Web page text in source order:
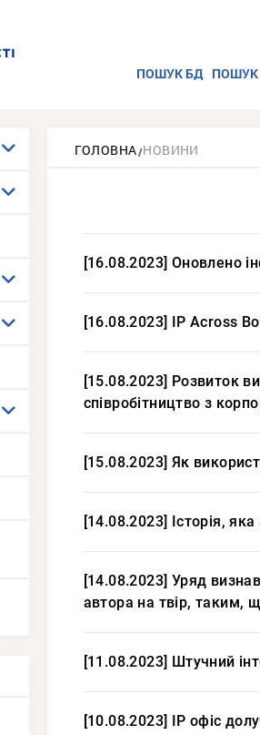
ПОШУК БД ПОШУК
ГОЛОВНА НОВИНИ
[16.08.2023] Оновлено
[16.08.2023] IP Across
[15.08.2023] Розвиток
співробітництво з
[15.08.2023] Як
[14.08.2023] Історія,
[14.08.2023] Уряд
автора на твір, таким,
[11.08.2023] Штучний
[10.08.2023] ІР офіс